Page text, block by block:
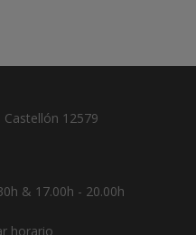
12579
& 17.00h - 20.00h
horario